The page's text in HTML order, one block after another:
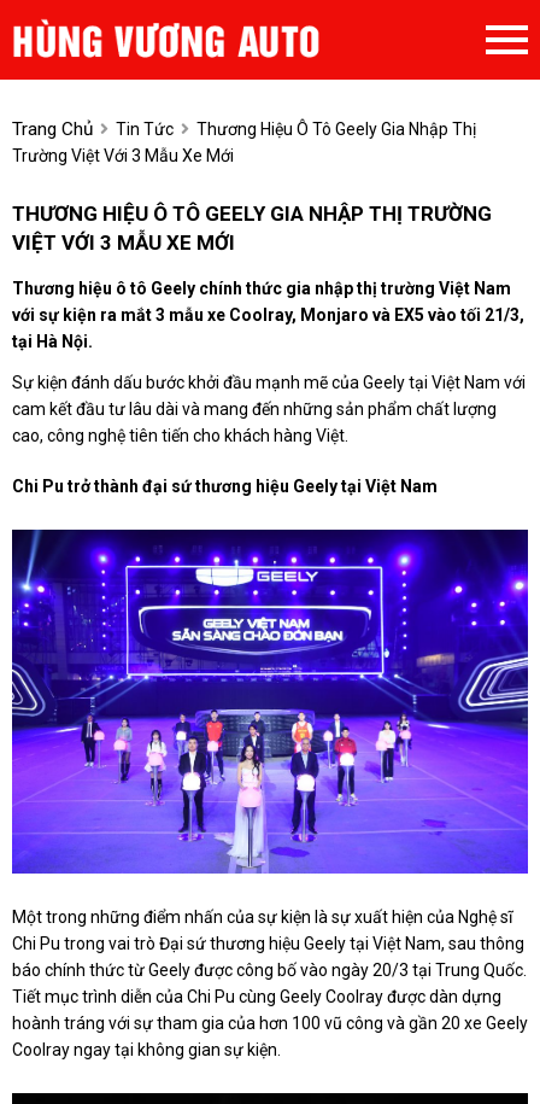
Trang Chủ Tin Tức
Thương Hiệu Ô Tô Geely Gia Nhập Thị
Trường Việt Với 3 Mẫu Xe Mới
THƯƠNG HIỆU Ô TÔ GEELY GIA NHẬP THỊ TRƯỜNG
VIỆT VỚI 3 MẪU XE MỚI
Thương hiệu ô tô Geely chính thức gia nhập thị trường Việt Nam
với sự kiện ra mắt 3 mẫu xe Coolray, Monjaro và EX5 vào tối 21/3,
tại Hà Nội.
Sự kiện đánh dấu bước khởi đầu mạnh mẽ của Geely tại Việt Nam với
cam kết đầu tư lâu dài và mang đến những sản phẩm chất lượng
cao, công nghệ tiên tiến cho khách hàng Việt.
Chi Pu trở thành đại sứ thương hiệu Geely tại Việt Nam
Một trong những điểm nhấn của sự kiện là sự xuất hiện của Nghệ sĩ
Chi Pu trong vai trò Đại sứ thương hiệu Geely tại Việt Nam, sau thông
báo chính thức từ Geely được công bố vào ngày 20/3 tại Trung Quốc.
Tiết mục trình diễn của Chi Pu cùng Geely Coolray được dàn dựng
hoành tráng với sự tham gia của hơn 100 vũ công và gần 20 xe Geely
Coolray ngay tại không gian sự kiện.